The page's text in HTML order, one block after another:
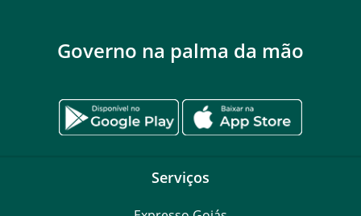
Governo na palma da mão
Serviços